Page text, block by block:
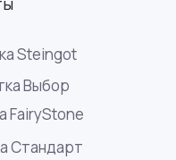
Steingot
FairyStone
Выбор
Стандарт